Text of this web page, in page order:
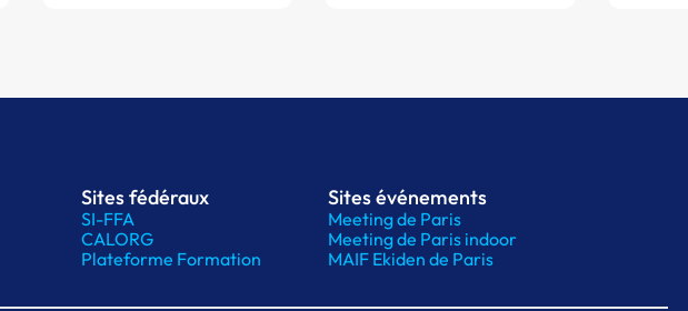
Sites fédéraux
SI-FFA
CALORG
Plateforme Formation
Sites événements
Meeting de Paris
Meeting de Paris indoor
MAIF Ekiden de Paris